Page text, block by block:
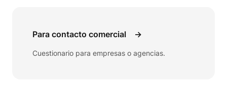
Para contacto comercial →
Cuestionario para empresas o agencias.